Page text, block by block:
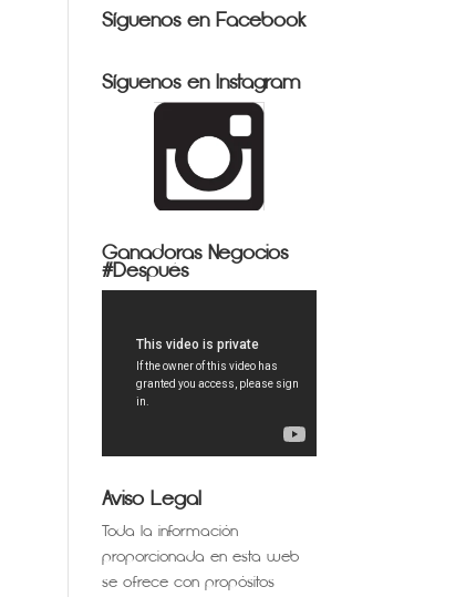
Síguenos en Facebook
Síguenos en Instagram
Ganadoras Negocios
#Después
Aviso Legal
Toda la información
proporcionada en esta web
se ofrece con propósitos